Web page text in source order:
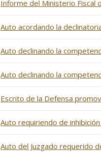
Informe del Ministerio Fiscal
Auto acordando la
Auto declinando la
Auto declinando la
Escrito de la Defensa
Auto requiriendo de
Auto del Juzgado requerido